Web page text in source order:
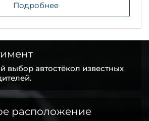
Подробнее
выбор автостёкол известных
расположение